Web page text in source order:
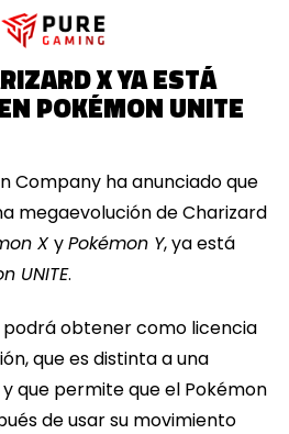
X YA ESTÁ
POKÉMON UNITE
Company ha anunciado que
megaevolución de Charizard
XyPokémon Y, ya está
UNITE.
podrá obtener como licencia
que es distinta a una
que permite que el Pokémon
de usar su movimiento